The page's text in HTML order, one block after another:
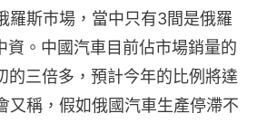
羅斯巿場，當中只有3間是俄羅
資。中國汽車目前佔市場銷量的
的三倍多，預計今年的比例將達
又稱，假如俄國汽車生產停滯不